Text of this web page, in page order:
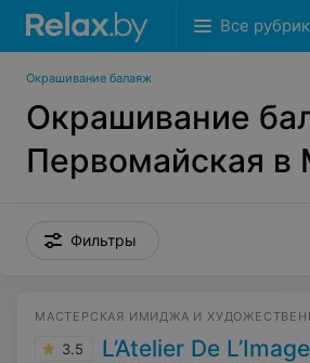
Все
Окрашивание балаяж
Окрашивание
Первомайская в
Фильтры
МАСТЕРСКАЯ ИМИДЖА И
3.5 L’Atelier De L’Image